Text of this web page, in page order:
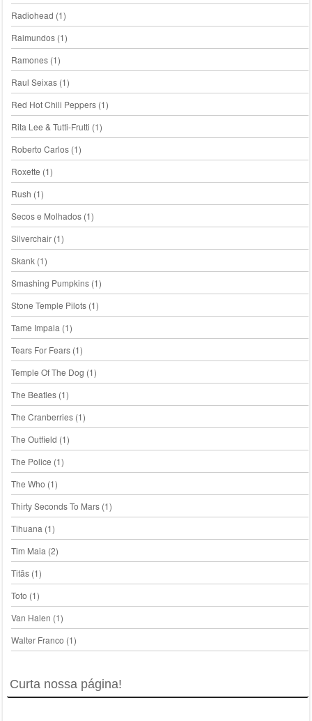
Radiohead (1)
Raimundos(1)
Ramones(1)
Raul Seixas(1)
Red Hot Chili Peppers(1)
Rita Lee & Tutti-Frutti (1)
Roberto Carlos(1)
Roxette (1)
Rush (1)
Secos e Molhados(1)
Silverchair(1)
Skank(1)
Smashing Pumpkins(1)
Stone Temple Pilots(1)
Tame Impala (1)
Tears For Fears(1)
Temple Of The Dog (1)
The Beatles(1)
The Cranberries(1)
The Outfield (1)
The Police (1)
The Who (1)
Thirty Seconds To Mars(1)
Tihuana (1)
Tim Maia (2)
Titãs(1)
Toto (1)
Van Halen (1)
Walter Franco (1)
Curta nossa página!